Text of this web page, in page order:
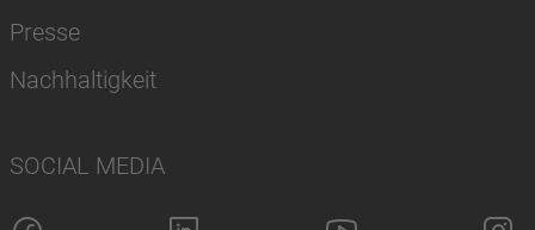
Presse
Nachhaltigkeit
SOCIAL MEDIA